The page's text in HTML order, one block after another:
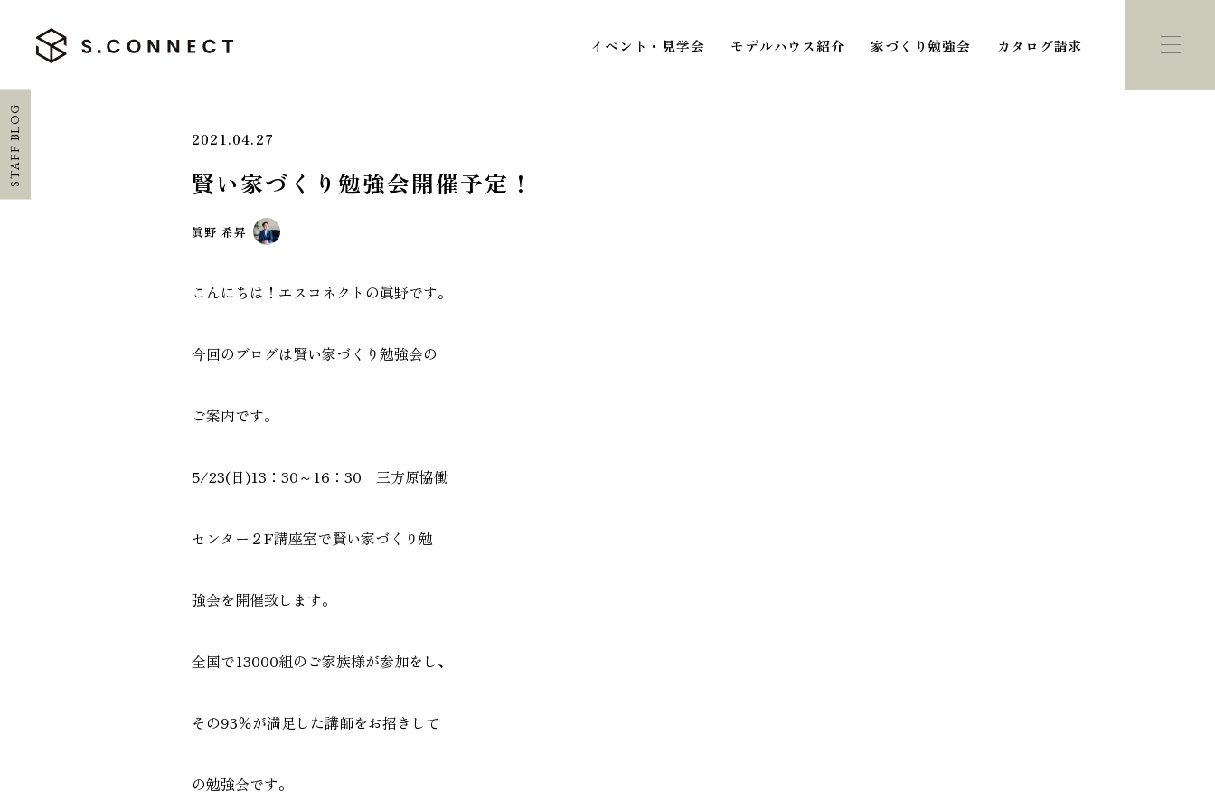
イベント・見学会 モデルハウス紹介 家づくり勉強会 カタログ請求
CONCEPT
施工ギャラリー
COMPANY
STAFF BLOG 2021.04.27
賢い家づくり勉強会開催予定！
眞野 希昇
こんにちは！エスコネクトの眞野です。
今回のブログは賢い家づくり勉強会の
ご案内です。
5/23(日)13：30～16：30 三方原協働
センター２F講座室で賢い家づくり勉
強会を開催致します。
全国で13000組のご家族様が参加をし、
その93％が満足した講師をお招きして
の勉強会です。